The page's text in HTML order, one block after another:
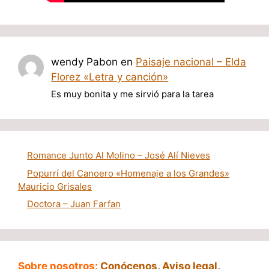
wendy Pabon en Paisaje nacional – Elda
Florez «Letra y canción»
Es muy bonita y me sirvió para la tarea
Romance Junto Al Molino – José Alí Nieves
Popurrí del Canoero «Homenaje a los Grandes»
Mauricio Grisales
Doctora – Juan Farfan
Sobre nosotros: Conócenos, Aviso legal,